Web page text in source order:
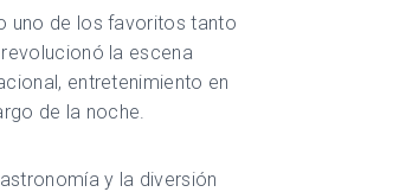
uno de los favoritos tanto
revolucionó la escena
entretenimiento en
de la noche.
y la diversión